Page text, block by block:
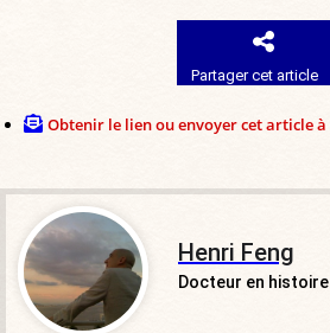
Partager cet article
Obtenir le lien ou envoyer cet article à
Henri Feng
Docteur en